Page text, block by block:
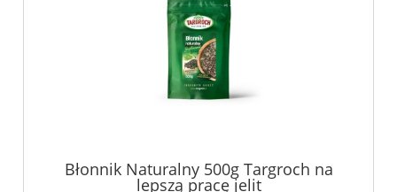
Błonnik Naturalny 500g Targroch na
lepszą pracę jelit